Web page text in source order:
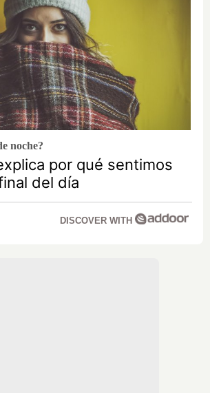
noche?
por qué sentimos
del día
DISCOVER WITH